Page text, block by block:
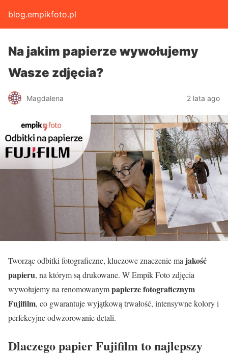
blog.empikfoto.pl
Na jakim papierze wywołujemy
Wasze zdjęcia?
Magdalena 2 lata ago
Tworząc odbitki fotograficzne, kluczowe znaczenie ma jakość
papieru, na którym są drukowane. W Empik Foto zdjęcia
wywołujemy na renomowanympapierze fotograficznym
Fujifilm, co gwarantuje wyjątkową trwałość, intensywne kolory i
perfekcyjne odwzorowanie detali.
Dlaczego papier Fujifilm to najlepszy